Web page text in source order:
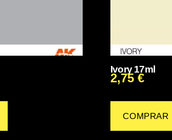
Ivory 17ml
2,75 €
COMPRAR